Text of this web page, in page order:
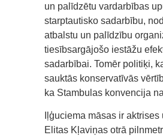
un palīdzētu vardarbības
starptautisko sadarbību,
atbalstu un palīdzību
tiesībsargājošo iestāžu
sadarbībai. Tomēr politiķi,
sauktās konservatīvās
ka Stambulas konvencija
Iļģuciema māsas ir
Elitas Kļaviņas otrā